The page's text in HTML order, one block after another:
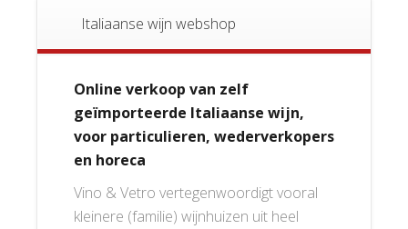
Italiaanse wijn webshop
Online verkoop van zelf
geïmporteerde Italiaanse wijn,
voor particulieren, wederverkopers
en horeca
Vino & Vetro vertegenwoordigt vooral
kleinere (familie) wijnhuizen uit heel